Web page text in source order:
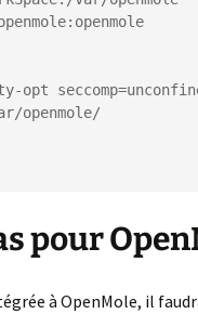
opt
openmole/
pour
à OpenMole, il